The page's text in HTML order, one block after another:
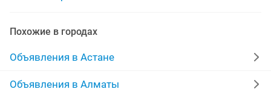
ремонт пылесосов косметический ремонт квартир
ремонт газовых колонок
Похожие в городах
Объявления в Астане
Объявления в Алматы